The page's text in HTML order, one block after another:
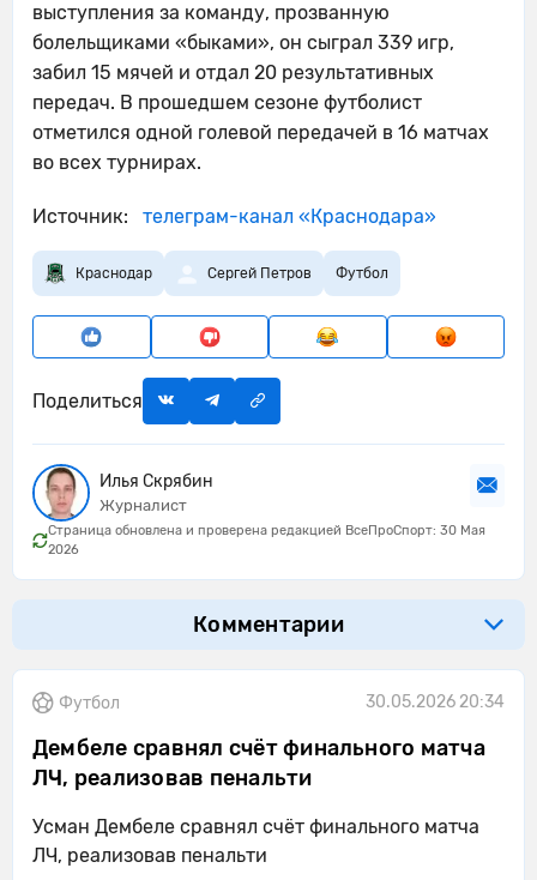
выступления за команду, прозванную
болельщиками «быками», он сыграл 339 игр,
забил 15 мячей и отдал 20 результативных
передач. В прошедшем сезоне футболист
отметился одной голевой передачей в 16 матчах
во всех турнирах.
Источник: телеграм-канал «Краснодара»
Краснодар Сергей Петров Футбол
Поделиться
Илья Скрябин
Журналист
Страница обновлена и проверена редакцией ВсеПроСпорт: 30 Мая
2026
Комментарии
Футбол 30.05.2026 20:34
Дембеле сравнял счёт финального матча
ЛЧ, реализовав пенальти
Усман Дембеле сравнял счёт финального матча
ЛЧ, реализовав пенальти